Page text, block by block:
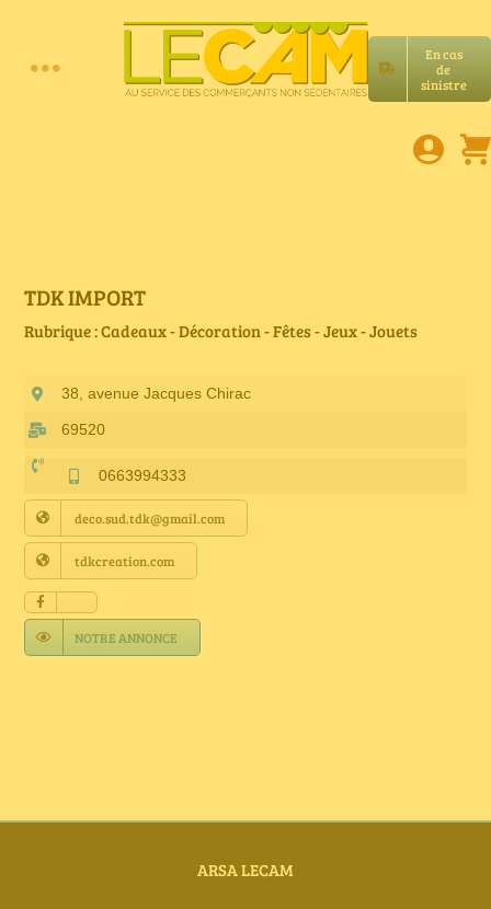
En cas
de
sinistre
Toggle
E-book
Petites annonces
Annuaire Fournisseurs
Actualités
Contact
TDK IMPORT
Rubrique : Cadeaux - Décoration - Fêtes - Jeux - Jouets
38, avenue Jacques Chirac
69520
0663994333
deco.sud.tdk@gmail.com
tdkcreation.com
NOTRE ANNONCE
ARSA LECAM